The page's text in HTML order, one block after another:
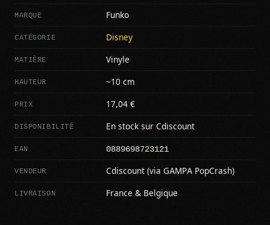
MARQUE Funko
CATÉGORIE Disney
MATIÈRE Vinyle
HAUTEUR ~10 cm
PRIX 17,04 €
DISPONIBILITÉ En stock sur Cdiscount
EAN 0889698723121
VENDEUR Cdiscount (via GAMPA PopCrash)
LIVRAISON France & Belgique